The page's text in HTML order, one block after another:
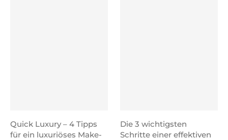
Quick Luxury – 4 Tipps
für ein luxuriöses Make-
Die 3 wichtigsten
Schritte einer effektiven